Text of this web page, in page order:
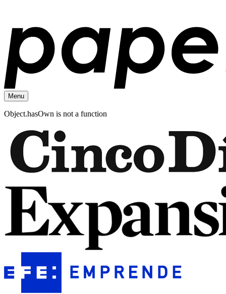
Menu
Object.hasOwn is not a function